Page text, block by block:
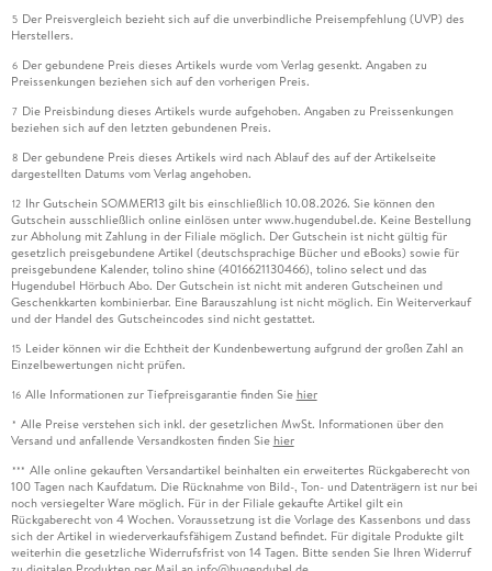
5 Der Preisvergleich bezieht sich auf die unverbindliche Preisempfehlung (UVP) des
Herstellers.
6 Der gebundene Preis dieses Artikels wurde vom Verlag gesenkt. Angaben zu
Preissenkungen beziehen sich auf den vorherigen Preis.
7 Die Preisbindung dieses Artikels wurde aufgehoben. Angaben zu Preissenkungen
beziehen sich auf den letzten gebundenen Preis.
8 Der gebundene Preis dieses Artikels wird nach Ablauf des auf der Artikelseite
dargestellten Datums vom Verlag angehoben.
12 Ihr Gutschein SOMMER13 gilt bis einschließlich 10.08.2026. Sie können den
Gutschein ausschließlich online einlösen unter www.hugendubel.de. Keine Bestellung
zur Abholung mit Zahlung in der Filiale möglich. Der Gutschein ist nicht gültig für
gesetzlich preisgebundene Artikel (deutschsprachige Bücher und eBooks) sowie für
preisgebundene Kalender, tolino shine (4016621130466), tolino select und das
Hugendubel Hörbuch Abo. Der Gutschein ist nicht mit anderen Gutscheinen und
Geschenkkarten kombinierbar. Eine Barauszahlung ist nicht möglich. Ein Weiterverkauf
und der Handel des Gutscheincodes sind nicht gestattet.
15 Leider können wir die Echtheit der Kundenbewertung aufgrund der großen Zahl an
Einzelbewertungen nicht prüfen.
16 Alle Informationen zur Tiefpreisgarantie finden Sie hier
* Alle Preise verstehen sich inkl. der gesetzlichen MwSt. Informationen über den
Versand und anfallende Versandkosten finden Sie hier
*** Alle online gekauften Versandartikel beinhalten ein erweitertes Rückgaberecht von
100 Tagen nach Kaufdatum. Die Rücknahme von Bild-, Ton- und Datenträgern ist nur bei
noch versiegelter Ware möglich. Für in der Filiale gekaufte Artikel gilt ein
Rückgaberecht von 4 Wochen. Voraussetzung ist die Vorlage des Kassenbons und dass
sich der Artikel in wiederverkaufsfähigem Zustand befindet. Für digitale Produkte gilt
weiterhin die gesetzliche Widerrufsfrist von 14 Tagen. Bitte senden Sie Ihren Widerruf